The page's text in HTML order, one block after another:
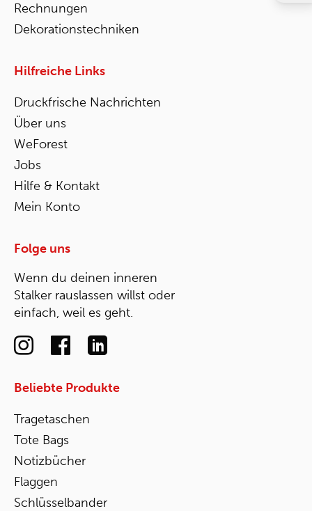
Rechnungen
Dekorationstechniken
Hilfreiche Links
Druckfrische Nachrichten
Über uns
WeForest
Jobs
Hilfe & Kontakt
Mein Konto
Folge uns
Wenn du deinen inneren
Stalker rauslassen willst oder
einfach, weil es geht.
Beliebte Produkte
Tragetaschen
Tote Bags
Notizbücher
Flaggen
Schlüsselbander